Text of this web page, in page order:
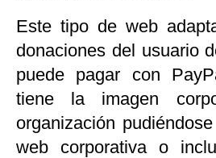
Este tipo de web
donaciones del usuario
puede pagar con
tiene la imagen
organización
web corporativa o